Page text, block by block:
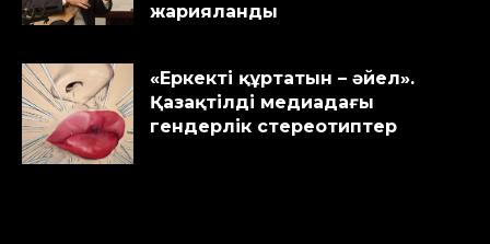
жарияланды
«Еркекті құртатын – әйел».
Қазақтілді медиадағы
гендерлік стереотиптер